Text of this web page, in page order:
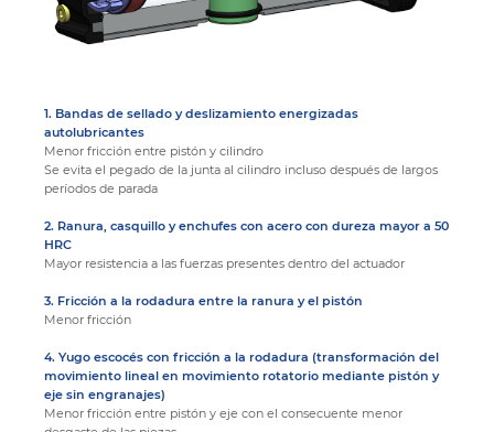
1. Bandas de sellado y deslizamiento energizadas
autolubricantes
Menor fricción entre pistón y cilindro
Se evita el pegado de la junta al cilindro incluso después de largos
períodos de parada
2. Ranura, casquillo y enchufes con acero con dureza mayor a 50
HRC
Mayor resistencia a las fuerzas presentes dentro del actuador
3. Fricción a la rodadura entre la ranura y el pistón
Menor fricción
4. Yugo escocés con fricción a la rodadura (transformación del
movimiento lineal en movimiento rotatorio mediante pistón y
eje sin engranajes)
Menor fricción entre pistón y eje con el consecuente menor